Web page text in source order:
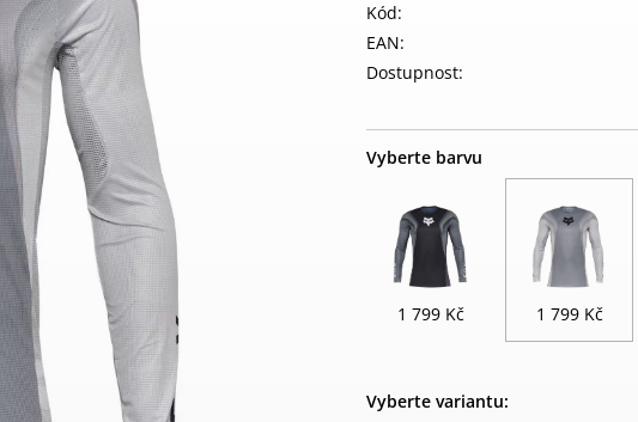
Kód:
EAN:
Dostupnost:
Vyberte barvu
1 799 Kč 1 799 Kč
Vyberte variantu: